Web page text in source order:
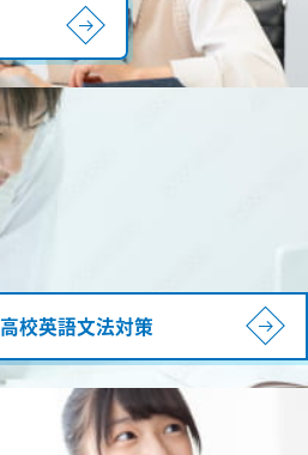
高校英語文法対策